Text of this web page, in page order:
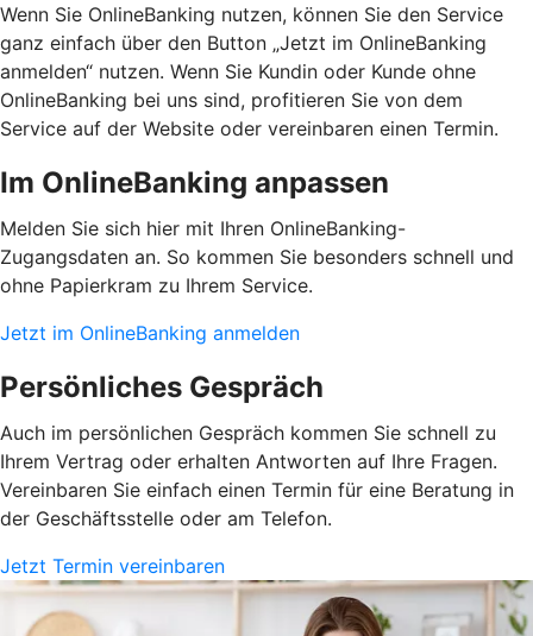
Wenn Sie OnlineBanking nutzen, können Sie den Service
ganz einfach über den Button „Jetzt im OnlineBanking
anmelden“ nutzen. Wenn Sie Kundin oder Kunde ohne
OnlineBanking bei uns sind, profitieren Sie von dem
Service auf der Website oder vereinbaren einen Termin.
Im OnlineBanking anpassen
Melden Sie sich hier mit Ihren OnlineBanking-
Zugangsdaten an. So kommen Sie besonders schnell und
ohne Papierkram zu Ihrem Service.
Jetzt im OnlineBanking anmelden
Persönliches Gespräch
Auch im persönlichen Gespräch kommen Sie schnell zu
Ihrem Vertrag oder erhalten Antworten auf Ihre Fragen.
Vereinbaren Sie einfach einen Termin für eine Beratung in
der Geschäftsstelle oder am Telefon.
Jetzt Termin vereinbaren